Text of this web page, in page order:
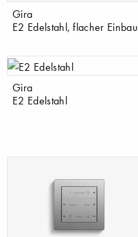
Gira
E2 Edelstahl, flacher Einbau
Gira
E2 Edelstahl